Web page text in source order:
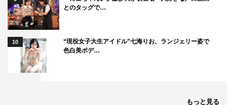
草彅：こんなのあったら毎日食べちゃうよね。だから、こ
れから僕は餅をどうしようかなと。当分番組でもやらない
だろうから、本当に臼を買おうかなと思って…。
やすよ：臼やと大変やから、今度番組で、ちゃんとついた
とのタッグで…
10
“現役女子大生アイドル”七海りお、ランジェリー姿で
色白美ボデ…
もっと見る